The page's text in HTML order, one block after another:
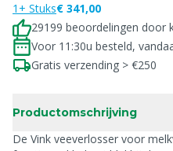
1+ Stuks€ 341,00
29199 beoordelingen door
Voor 11:30u besteld,
Gratis verzending > €250
Productomschrijving
De Vink veeverlosser voor